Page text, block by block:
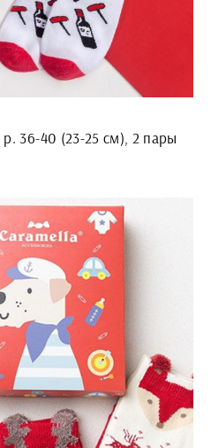
36-40 (23-25 см), 2 пары